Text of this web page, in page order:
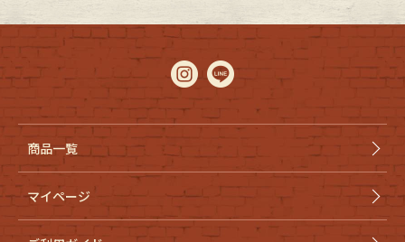
Stall・Scarf
Accessory
Belt antique goods
Keyring vintage bicycle
FAFATT
商品一覧
マイページ